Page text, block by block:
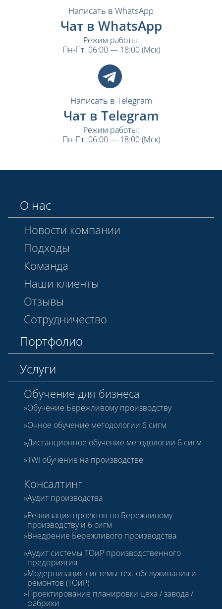
Написать в WhatsApp
Чат в WhatsApp
Режим работы:
Пн-Пт. 06:00 — 18:00 (Мск)
Написать в Telegram
Чат в Telegram
Режим работы:
Пн-Пт. 06:00 — 18:00 (Мск)
О нас
Новости компании
Подходы
Команда
Наши клиенты
Отзывы
Сотрудничество
Портфолио
Услуги
Обучение для бизнеса
Обучение Бережливому производству
Очное обучение методологии 6 сигм
Дистанционное обучение методологии 6 сигм
TWI обучение на производстве
Консалтинг
Аудит производства
Реализация проектов по Бережливому
производству и 6 сигм
Внедрение Бережливого производства
Аудит системы ТОиР производственного
предприятия
Модернизация системы тех. обслуживания и
ремонтов (ТОиР)
Проектирование планировки цеха / завода /
фабрики